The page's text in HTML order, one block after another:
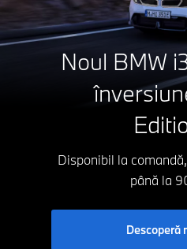
Noul BMW
în
Disponibil la
până la
Descoperă